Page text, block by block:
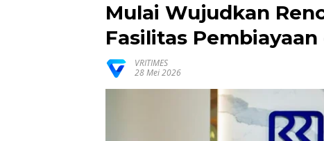
Mulai Wujudkan
Fasilitas
VRITIMES
28 Mei 2026